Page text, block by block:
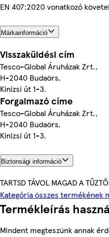
EN 407:2020 vonatkozó
Márkainformáció
Visszaküldési cím
Tesco-Global Áruházak Zrt.,
H-2040 Budaörs,
Kinizsi út 1-3.
Forgalmazó címe
Tesco-Global Áruházak Zrt.,
H-2040 Budaörs,
Kinizsi út 1-3.
Biztonsági információ
TARTSD TÁVOL MAGAD A
Kategória összes termékének
Termékleírás
Mindent megteszünk annak